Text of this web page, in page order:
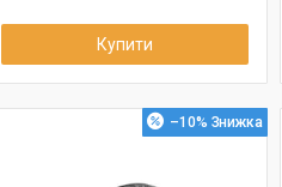
Купити
–10%